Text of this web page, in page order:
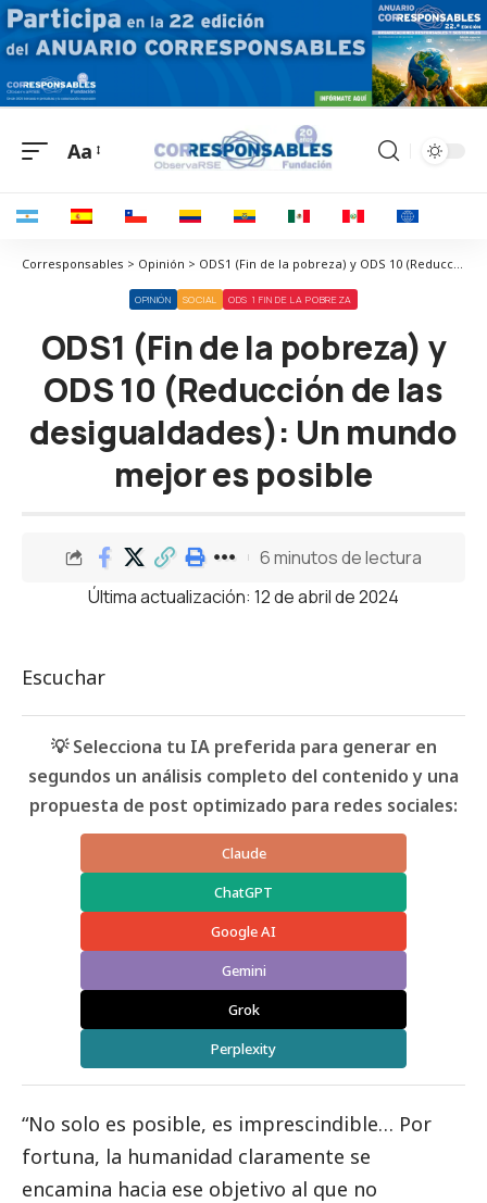
Aa
Corresponsables > Opinión > ODS1 (Fin de la pobreza) y ODS 10 (Reducción de las desigualdades): Un mundo mejor es posible
OPINIÓN SOCIAL ODS 1 FIN DE LA POBREZA
ODS1 (Fin de la pobreza) y
ODS 10 (Reducción de las
desigualdades): Un mundo
mejor es posible
Última actualización: 12 de abril de 2024
6 minutos de lectura
Escuchar
💡 Selecciona tu IA preferida para generar en
segundos un análisis completo del contenido y una
propuesta de post optimizado para redes sociales:
Claude
ChatGPT
Google AI
Gemini
Grok
Perplexity
“No solo es posible, es imprescindible… Por
fortuna, la humanidad claramente se
encamina hacia ese objetivo al que no